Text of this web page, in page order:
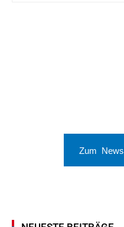
Zum